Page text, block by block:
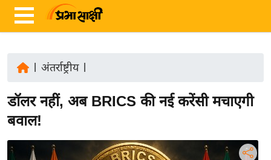
ज़ा
ख
अंतर्राष्ट्रीय|
डॉलर नहीं, अब BRICS की नई करेंसी मचाएगी
बवाल!